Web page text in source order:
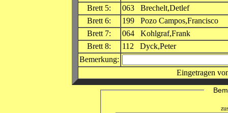
Brett 5:
063 Brechelt,Detlef
Brett 6:
199 Pozo Campos,Francisco
Brett 7:
064 Kohlgraf,Frank
Brett 8:
112 Dyck,Peter
Bemerkung:
Eingetragen